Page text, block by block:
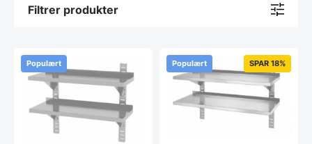
Filtrer produkter
Populært Populært SPAR 18%